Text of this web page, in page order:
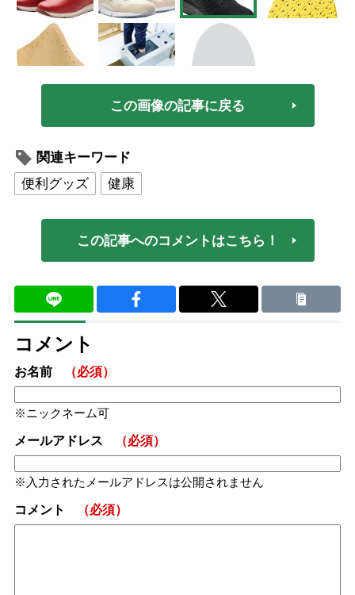
この画像の記事に戻る
関連キーワード
便利グッズ
健康
この記事へのコメントはこちら！
コメント
お名前 （必須）
ニックネーム可
メールアドレス （必須）
入力されたメールアドレスは公開されません
コメント （必須）